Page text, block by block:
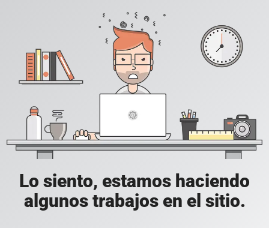
Lo siento, estamos haciendo
algunos trabajos en el sitio.